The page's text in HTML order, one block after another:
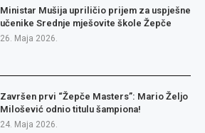
Ministar Mušija upriličio prijem za uspješne
učenike Srednje mješovite škole Žepče
26. Maja 2026.
Završen prvi “Žepče Masters”: Mario Željo
Milošević odnio titulu šampiona!
24. Maja 2026.